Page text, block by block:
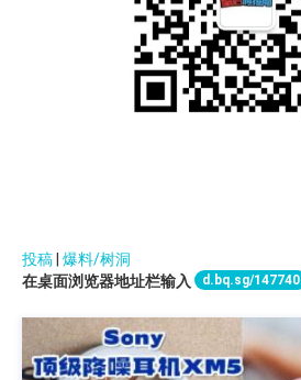
投稿| 爆料/树洞
在桌面浏览器地址栏输入
d.bq.sg/147740